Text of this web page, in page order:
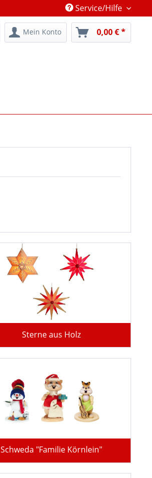
Service/Hilfe
Mein Konto 0,00 € *
Sterne aus Holz
Schweda "Familie Körnlein"